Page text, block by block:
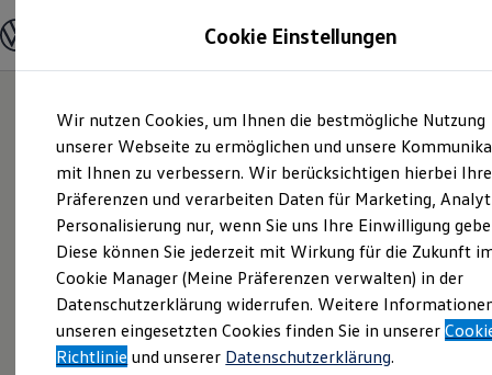
Hauptinhalt
springen
Footer
springen
Modelle und Konfigurator
Modelle vergleichen
Elektroautos
ENERGY Sondermodelle
Nutzfahrzeuge
SUV und CUV
Familienautos
Kombis
Kompaktwagen
Sportwagen
Schnell verfügbare Fahrzeuge
Angebote und Produkte
Aktuelle Angebote
E-Auto-Förderung
Volkswagen Marktplatz
Cookie Einstellungen
Wir nutzen Cookies, um Ihnen die bestmögliche Nutzung
unserer Webseite zu ermöglichen und unsere
mit Ihnen zu verbessern. Wir berücksichtigen hierbei Ihre
Präferenzen und verarbeiten Daten für Marketing,
Personalisierung nur, wenn Sie uns Ihre Einwilligung
Diese können Sie jederzeit mit Wirkung für die Zukunft
Cookie Manager (Meine Präferenzen verwalten) in der
Datenschutzerklärung widerrufen. Weitere
unseren eingesetzten Cookies finden Sie in unserer
Richtlinie und unserer Datenschutzerklärung.